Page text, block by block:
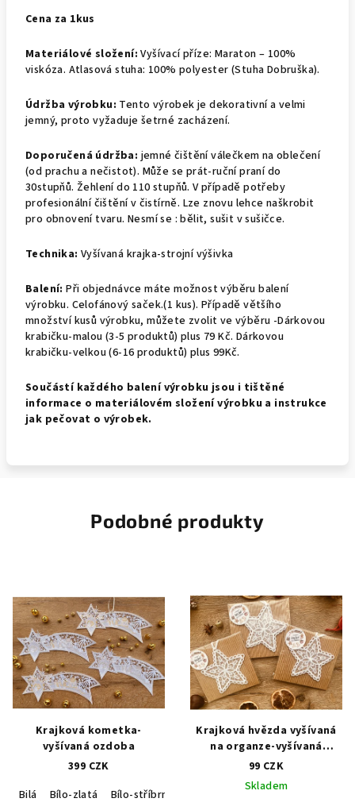
Cena za 1kus
Materiálové složení: Vyšívací příze: Maraton – 100%
viskóza. Atlasová stuha: 100% polyester (Stuha Dobruška).
Údržba výrobku: Tento výrobek je dekorativní a velmi
jemný, proto vyžaduje šetrné zacházení.
Doporučená údržba: jemné čištění válečkem na oblečení
(od prachu a nečistot). Může se prát-ruční praní do
30stupňů. Žehlení do 110 stupňů. V případě potřeby
profesionální čištění v čistírně. Lze znovu lehce naškrobit
pro obnovení tvaru. Nesmí se : bělit, sušit v sušičce.
Technika: Vyšívaná krajka-strojní výšivka
Balení:Při objednávce máte možnost výběru balení
výrobku. Celofánový saček.(1 kus).Případě většího
množství kusů výrobku, můžete zvolit ve výběru -Dárkovou
krabičku-malou (3-5 produktů) plus 79 Kč. Dárkovou
krabičku-velkou (6-16 produktů) plus 99Kč.
Součástí každého balení výrobku jsou i tištěné
informace o materiálovém složení výrobku a instrukce
jak pečovat o výrobek.
Podobné produkty
Krajková kometka-
vyšívaná ozdoba
399 CZK
Bilá
Bílo-zlatá
Bílo-stříbrná
Krajková hvězda vyšívaná
na organze-vyšívaná
ozdoba
99 CZK
Skladem